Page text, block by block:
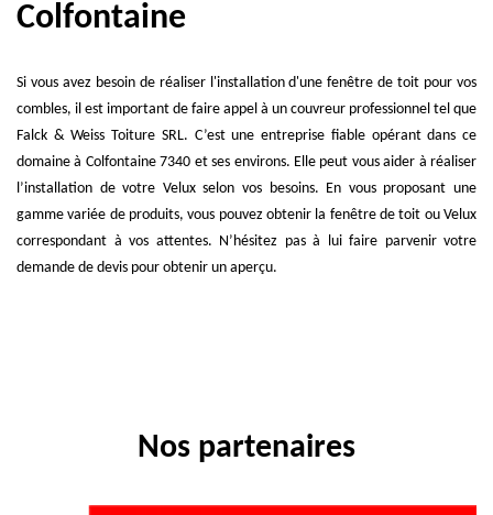
Colfontaine
Si vous avez besoin de réaliser l'installation d'une fenêtre de toit pour vos
combles, il est important de faire appel à un couvreur professionnel tel que
Falck & Weiss Toiture SRL. C’est une entreprise fiable opérant dans ce
domaine à Colfontaine 7340 et ses environs. Elle peut vous aider à réaliser
l’installation de votre Velux selon vos besoins. En vous proposant une
gamme variée de produits, vous pouvez obtenir la fenêtre de toit ou Velux
correspondant à vos attentes. N’hésitez pas à lui faire parvenir votre
demande de devis pour obtenir un aperçu.
Nos partenaires